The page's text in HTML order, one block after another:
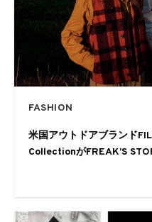
FASHION
米国アウトドアブランド
CollectionがFREAK’S